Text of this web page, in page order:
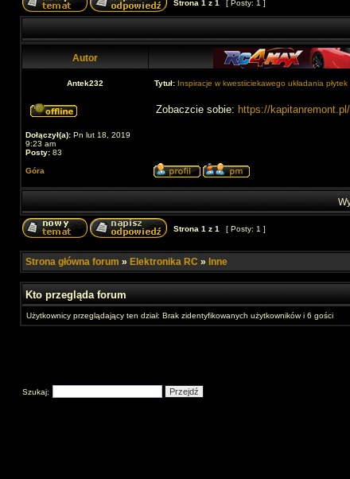
Strona 1 z 1 [ Posty: 1 ]
Autor
Antek232 Tytuł: Inspiracje w kwestiiciekawego układania płytek
Dołączył(a): Pn lut 18, 2019
9:23 am
Posty: 83
Zobaczcie sobie: https://
Góra
Strona 1 z 1 [ Posty: 1 ]
Strona główna forum » Elektronika RC » Inne
Kto przegląda forum
Użytkownicy przeglądający ten dział: Brak zidentyfikowanych użytkowników i 6 gości
Szukaj: